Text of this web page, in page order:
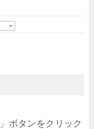
」ボタンをクリック